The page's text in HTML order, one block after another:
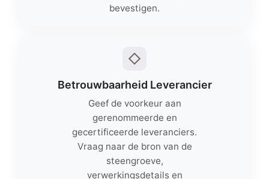
bevestigen.
Betrouwbaarheid Leverancier
Geef de voorkeur aan
gerenommeerde en
gecertificeerde leveranciers.
Vraag naar de bron van de
steengroeve,
verwerkingsdetails en